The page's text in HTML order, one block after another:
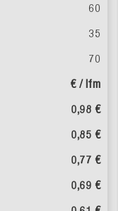
60
35
70
€ / lfm
0,98 €
0,85 €
0,77 €
0,69 €